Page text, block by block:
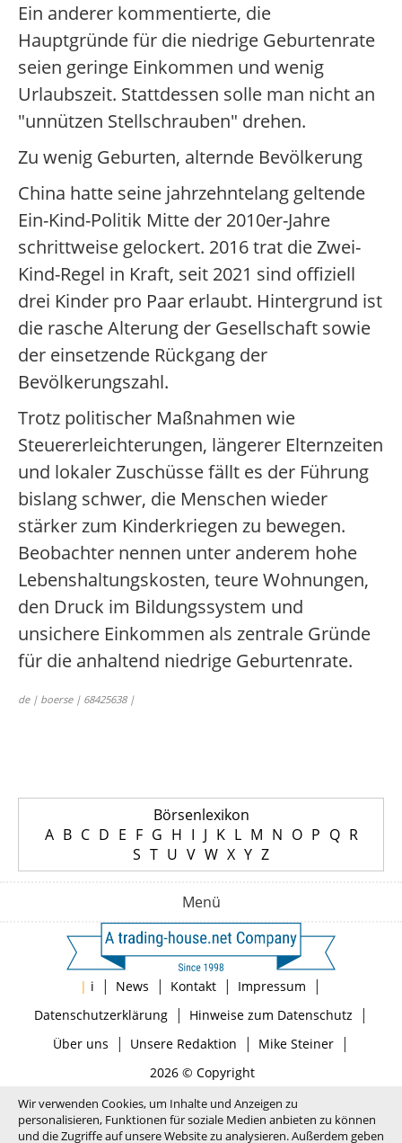
Ein anderer kommentierte, die
Hauptgründe für die niedrige Geburtenrate
seien geringe Einkommen und wenig
Urlaubszeit. Stattdessen solle man nicht an
"unnützen Stellschrauben" drehen.
Zu wenig Geburten, alternde Bevölkerung
China hatte seine jahrzehntelang geltende
Ein-Kind-Politik Mitte der 2010er-Jahre
schrittweise gelockert. 2016 trat die Zwei-
Kind-Regel in Kraft, seit 2021 sind offiziell
drei Kinder pro Paar erlaubt. Hintergrund ist
die rasche Alterung der Gesellschaft sowie
der einsetzende Rückgang der
Bevölkerungszahl.
Trotz politischer Maßnahmen wie
Steuererleichterungen, längerer Elternzeiten
und lokaler Zuschüsse fällt es der Führung
bislang schwer, die Menschen wieder
stärker zum Kinderkriegen zu bewegen.
Beobachter nennen unter anderem hohe
Lebenshaltungskosten, teure Wohnungen,
den Druck im Bildungssystem und
unsichere Einkommen als zentrale Gründe
für die anhaltend niedrige Geburtenrate.
de | boerse | 68425638 |
Börsenlexikon
A B C D E F G H I J K L M N O P Q R
S T U V W X Y Z
Menü
| i | News | Kontakt | Impressum |
Datenschutzerklärung| Hinweise zum Datenschutz |
Über uns | Unsere Redaktion | Mike Steiner|
2026 © Copyright
Wir verwenden Cookies, um Inhalte und Anzeigen zu
personalisieren, Funktionen für soziale Medien anbieten zu können
und die Zugriffe auf unsere Website zu analysieren. Außerdem geben